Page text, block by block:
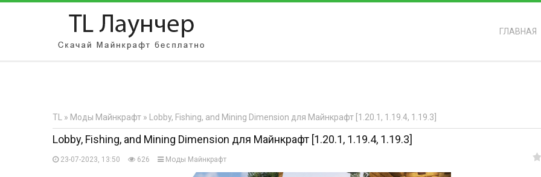
АВТОРИЗАЦИЯ НА САЙТЕ
Регистрация
ГЛАВНАЯ
TL » Моды Майнкрафт » Lobby, Fishing, and Mining Dimension для Майнкрафт [1.20.1, 1.19.4, 1.19.3]
Lobby, Fishing, and Mining Dimension для Майнкрафт [1.20.1, 1.19.4, 1.19.3]
23-07-2023, 13:50 626 Моды Майнкрафт